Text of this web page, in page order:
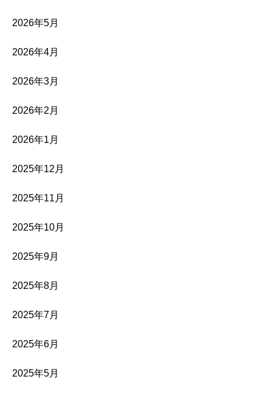
2026年5月
2026年4月
2026年3月
2026年2月
2026年1月
2025年12月
2025年11月
2025年10月
2025年9月
2025年8月
2025年7月
2025年6月
2025年5月